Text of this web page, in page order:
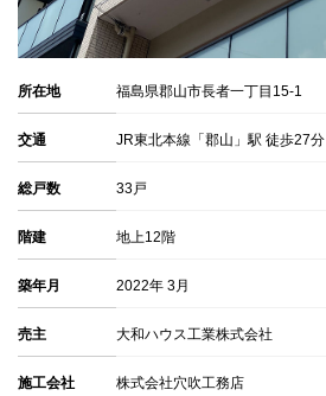
所在地 福島県郡山市長者一丁目15-1
交通 JR東北本線「郡山」駅 徒歩27分
総戸数 33戸
階建 地上12階
築年月 2022年 3月
売主 大和ハウス工業株式会社
施工会社 株式会社穴吹工務店